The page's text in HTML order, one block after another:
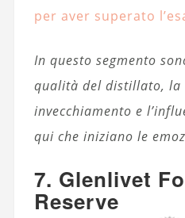
per aver superato
In questo segmento
qualità del distillato, la
invecchiamento e
qui che iniziano le
7. Glenlivet
Reserve